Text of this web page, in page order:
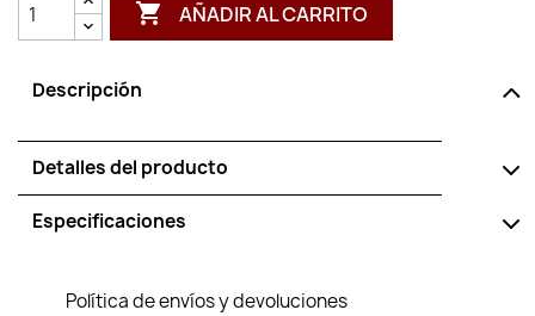
 AÑADIR AL CARRITO
Descripción
Detalles del producto
Especificaciones
Política de envíos y devoluciones